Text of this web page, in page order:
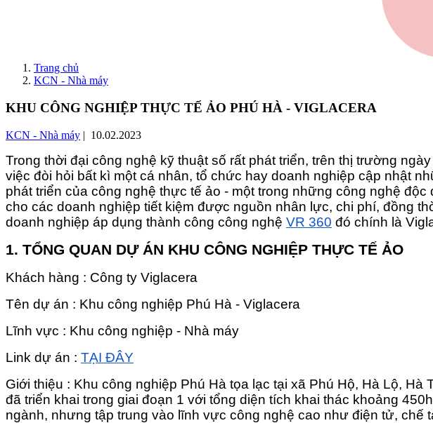
Trang chủ
KCN - Nhà máy
KHU CÔNG NGHIỆP THỰC TẾ ẢO PHÚ HÀ - VIGLACERA
KCN - Nhà máy | 10.02.2023
Trong thời đại công nghệ kỹ thuật số rất phát triển, trên thị trường
việc đòi hỏi bất kì một cá nhân, tổ chức hay doanh nghiệp cập nhật
phát triển của công nghệ thực tế ảo - một trong những công nghệ
cho các doanh nghiệp tiết kiệm được nguồn nhân lực, chi phí, đồng
doanh nghiệp áp dụng thành công công nghệ VR 360 đó chính là
1. TỔNG QUAN DỰ ÁN KHU CÔNG NGHIỆP THỰC TẾ ẢO
Khách hàng : Công ty Viglacera
Tên dự án : Khu công nghiệp Phú Hà - Viglacera
Lĩnh vực : Khu công nghiệp - Nhà máy
Link dự án : TẠI ĐÂY
Giới thiệu : Khu công nghiệp Phú Hà tọa lạc tại xã Phú Hộ, Hà Lộ,
đã triển khai trong giai đoạn 1 với tổng diện tích khai thác khoảng
ngành, nhưng tập trung vào lĩnh vực công nghệ cao như điện tử,